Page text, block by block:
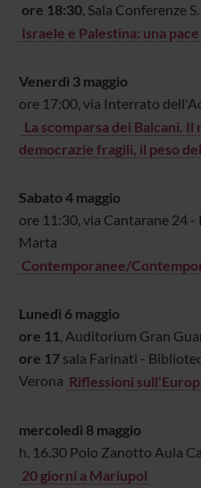
ore 18:30, Sala Conferenze
Israele e Palestina: una
Venerdì 3 maggio
ore 17:00, via Interrato
La scomparsa dei Balcani.
democrazie fragili, il peso
Sabato 4 maggio
ore 11:30, via Cantarane 24
Marta
Contemporanee/
Lunedì 6 maggio
ore 11, Auditorium Gran
ore 17sala Farinati -
Verona Riflessioni
mercoledì 8 maggio
h. 16.30 Polo Zanotto Aula
20 giorni a Mariupol